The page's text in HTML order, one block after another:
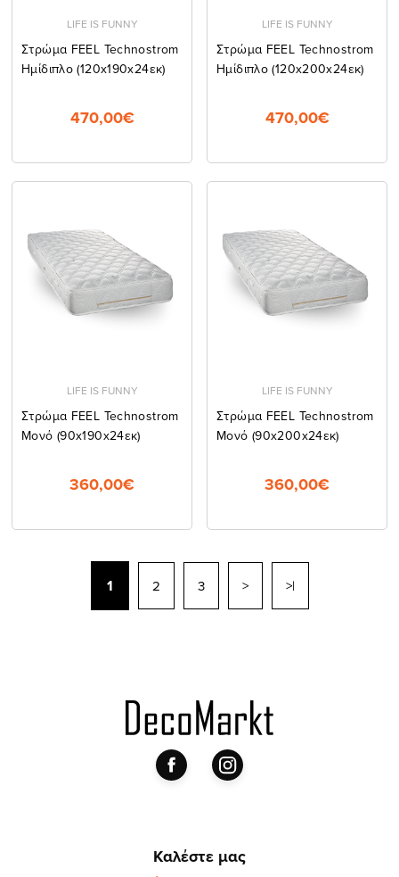
LIFE IS FUNNY
Στρώμα FEEL Technostrom
Ημίδιπλο (120x190x24εκ)
470,00€
LIFE IS FUNNY
Στρώμα FEEL Technostrom
Ημίδιπλο (120x200x24εκ)
470,00€
LIFE IS FUNNY
Στρώμα FEEL Technostrom
Μονό (90x190x24εκ)
360,00€
LIFE IS FUNNY
Στρώμα FEEL Technostrom
Μονό (90x200x24εκ)
360,00€
1 2 3 > >|
Καλέστε μας